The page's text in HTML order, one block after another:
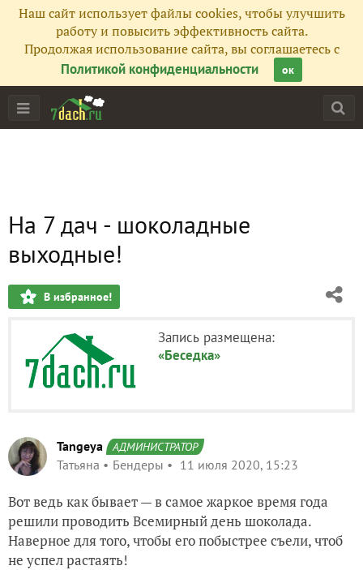
Наш сайт использует файлы cookies, чтобы улучшить
работу и повысить эффективность сайта.
Продолжая использование сайта, вы соглашаетесь с
Политикой конфиденциальности
ок
На 7 дач - шоколадные
выходные!
В избранное!
Запись размещена:
«Беседка»
Tangeya АДМИНИСТРАТОР
Татьяна Бендеры 11 июля 2020, 15:23
Вот ведь как бывает — в самое жаркое время года
решили проводить Всемирный день шоколада.
Наверное для того, чтобы его побыстрее съели, чтоб
не успел растаять!